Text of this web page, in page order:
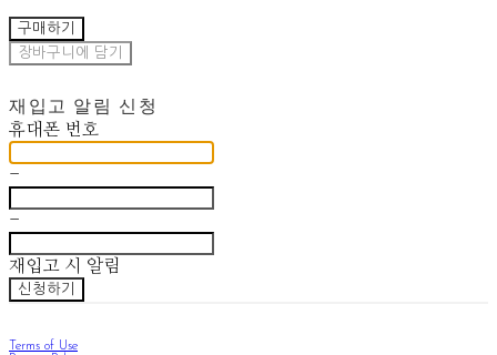
구매하기
장바구니에 담기
재입고 알림 신청
휴대폰 번호
-
-
재입고 시 알림
신청하기
Terms of Use